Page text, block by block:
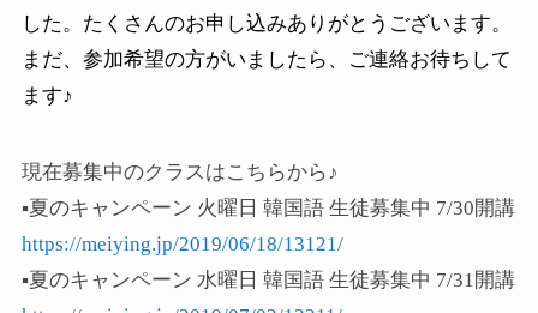
した。たくさんのお申し込みありがとうございます。
まだ、参加希望の方がいましたら、ご連絡お待ちして
ます♪
現在募集中のクラスはこちらから ♪
▪️夏のキャンペーン 火曜日 韓国語 生徒募集中 7/30開講
https://meiying.jp/2019/06/18/13121/
▪️夏のキャンペーン 水曜日 韓国語 生徒募集中 7/31 開講